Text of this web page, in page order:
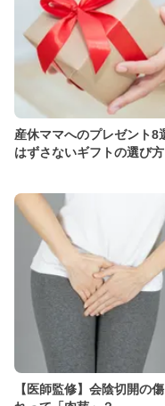
産休ママへのプレゼント8
はずさないギフトの選び方
【医師監修】会陰切開の